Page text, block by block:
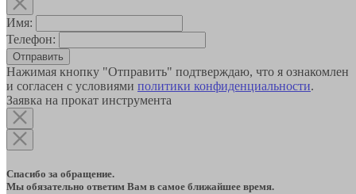
Имя:
Телефон:
Отправить
Нажимая кнопку "Отправить" подтверждаю, что я ознакомлен
и согласен с условиями политики конфиденциальности.
Заявка на прокат инструмента
Спасибо за обращение.
Мы обязательно ответим Вам в самое ближайшее время.